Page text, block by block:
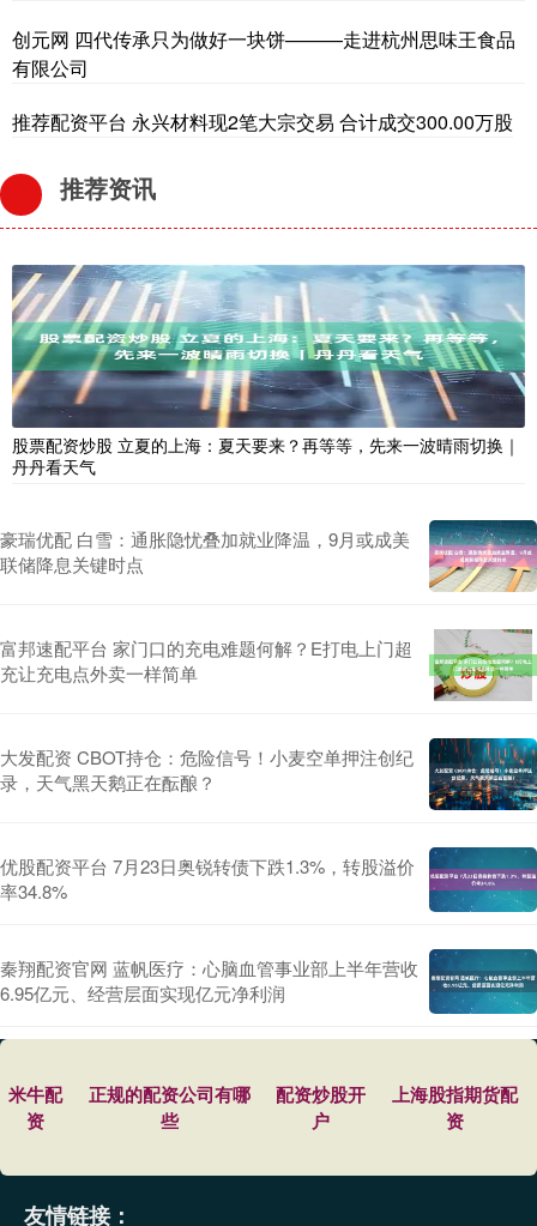
创元网 四代传承只为做好一块饼———走进杭州思味王食品
有限公司
推荐配资平台 永兴材料现2笔大宗交易 合计成交300.00万股
推荐资讯
股票配资炒股 立夏的上海：夏天要来？再等等，先来一波晴雨切换｜
丹丹看天气
豪瑞优配 白雪：通胀隐忧叠加就业降温，9月或成美
联储降息关键时点
富邦速配平台 家门口的充电难题何解？E打电上门超
充让充电点外卖一样简单
大发配资 CBOT持仓：危险信号！小麦空单押注创纪
录，天气黑天鹅正在酝酿？
优股配资平台 7月23日奥锐转债下跌1.3%，转股溢价
率34.8%
秦翔配资官网 蓝帆医疗：心脑血管事业部上半年营收
6.95亿元、经营层面实现亿元净利润
米牛配
资
正规的配资公司有哪
些
配资炒股开
户
上海股指期货配
资
友情链接：